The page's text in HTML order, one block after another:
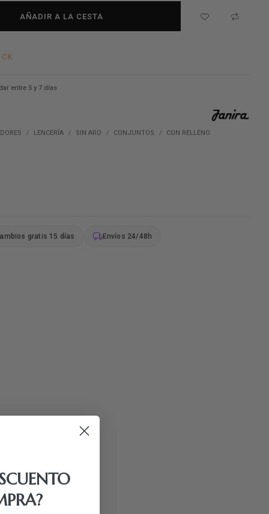
AÑADIR A LA CESTA
entre 5 y 7 días
LENCERÍA SIN ARO CONJUNTOS
CON RELLENO
gratis 15 días Envíos 24/48h